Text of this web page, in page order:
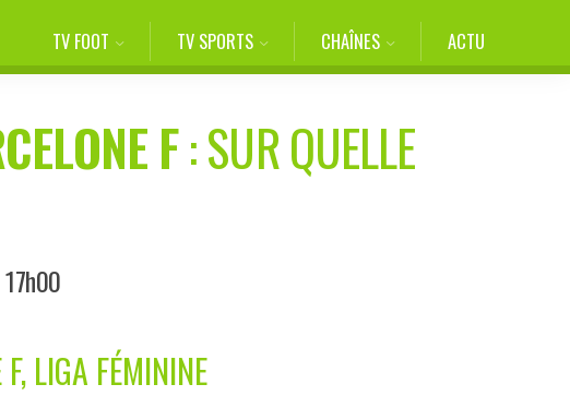
TV FOOT TV SPORTS CHAÎNES ACTU
F: SUR QUELLE
LIGA FÉMININE